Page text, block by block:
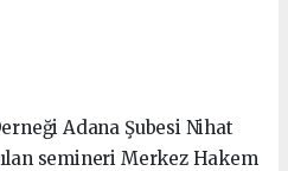
Adana Şubesi Nihat
semineri Merkez Hakem